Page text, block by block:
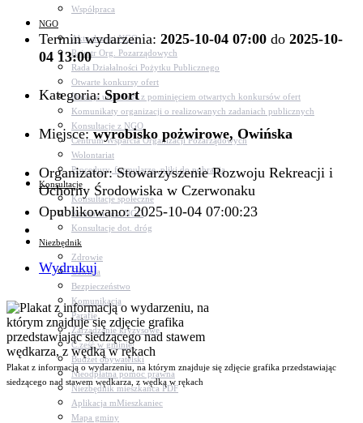
Współpraca
NGO
Aktualności NGO
Rejestr Org. Pozarządowych
Rada Działalności Pożytku Publicznego
Otwarte konkursy ofert
Dotacje udzielone z pominięciem otwartych konkursów ofert
Komunikaty organizacji o realizowanych zadaniach publicznych
Konsultacje z NGO
Centrum Wsparcia Organizacji Pozarządowych
Wolontariat
Procedury, formularze, pliki do pobrania
Konsultacje
Konsultacje społeczne
Konsultacje z NGO
Konsultacje dot. dróg
Niezbędnik
Zdrowie
Oświata
Bezpieczeństwo
Komunikacja
Parafie
Zarządzanie kryzysowe
C.ześć w gminie!
Budżet obywatelski
Nieodpłatna pomoc prawna
Niezbędnik mieszkańca PDF
Aplikacja mMieszkaniec
Mapa gminy
Termin wydarzenia: 2025-10-04 07:00 do 2025-10-
04 13:00
Kategoria:Sport
Miejsce:wyrobisko pożwirowe, Owińska
Organizator: Stowarzyszenie Rozwoju Rekreacji i
Ochorny Środowiska w Czerwonaku
Opublikowano: 2025-10-04 07:00:23
Wydrukuj
Plakat z informacją o wydarzeniu, na którym znajduje się zdjęcie grafika przedstawiając
siedzącego nad stawem wędkarza, z wędką w rękach